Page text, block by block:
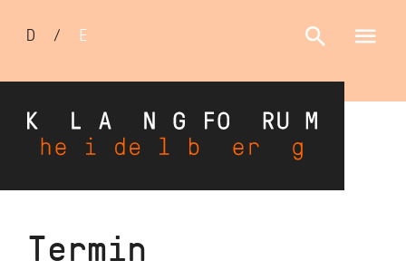
Direkt
Sprachumschalter
D / E
Termin